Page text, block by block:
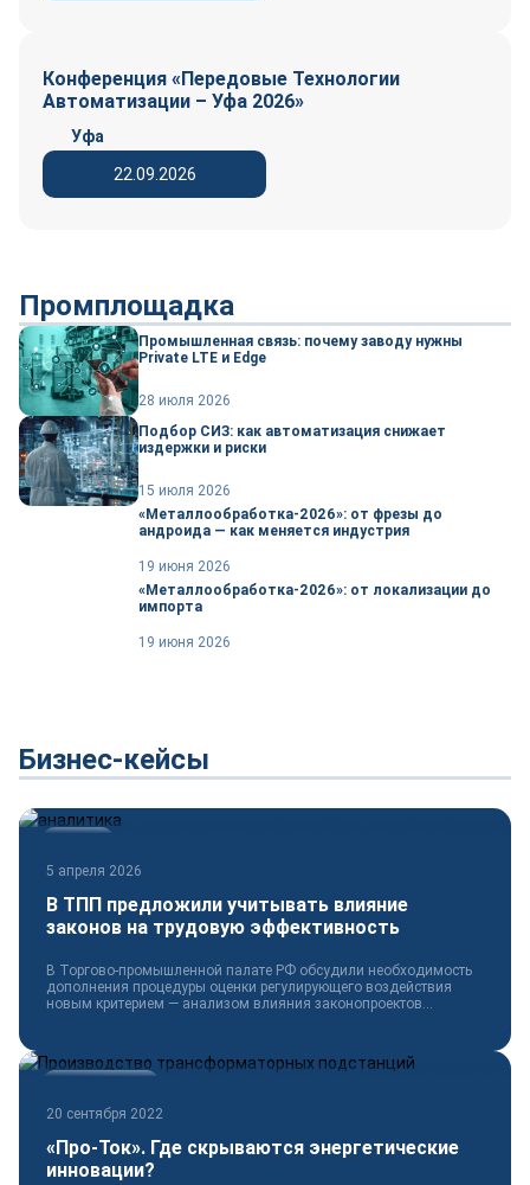
Конференция «Передовые Технологии
Автоматизации – Уфа 2026»
22.09.2026
Уфа
Промплощадка
Промышленная связь: почему заводу нужны
Private LTE и Edge
28 июля 2026
Подбор СИЗ: как автоматизация снижает
издержки и риски
15 июля 2026
«Металлообработка-2026»: от фрезы до
андроида — как меняется индустрия
19 июня 2026
«Металлообработка-2026»: от локализации до
импорта
19 июня 2026
Бизнес-кейсы
5 апреля 2026
В ТПП предложили учитывать влияние
законов на трудовую эффективность
В Торгово-промышленной палате РФ обсудили необходимость
дополнения процедуры оценки регулирующего воздействия
новым критерием — анализом влияния законопроектов...
20 сентября 2022
«Про-Ток». Где скрываются энергетические
инновации?